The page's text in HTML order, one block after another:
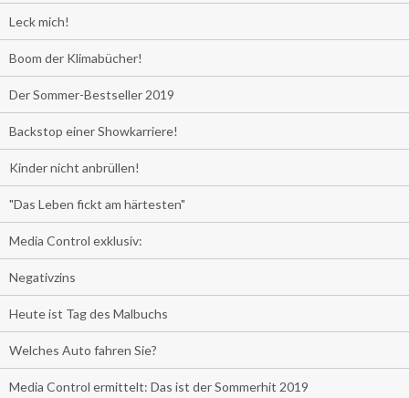
Leck mich!
Boom der Klimabücher!
Der Sommer-Bestseller 2019
Backstop einer Showkarriere!
Kinder nicht anbrüllen!
"Das Leben fickt am härtesten"
Media Control exklusiv:
Negativzins
Heute ist Tag des Malbuchs
Welches Auto fahren Sie?
Media Control ermittelt: Das ist der Sommerhit 2019